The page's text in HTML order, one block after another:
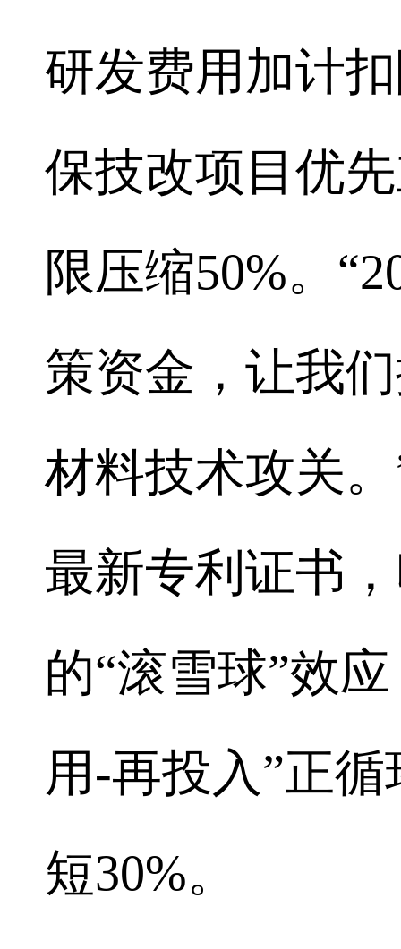
研发费用加计
保技改项目优
限压缩50%。
策资金，让我
材料技术攻关
最新专利证书
的“滚雪球”效
用-再投入”正
短30%。